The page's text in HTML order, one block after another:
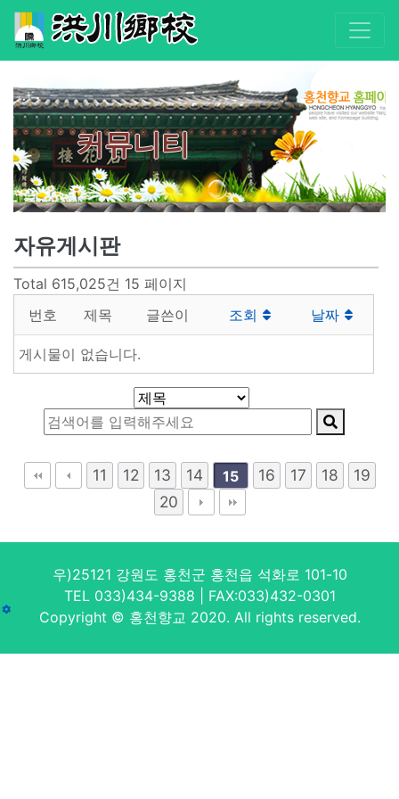
커뮤니티
자유게시판
Total 615,025건 15 페이지
번호
제목 글쓴이 조회 날짜
게시물이 없습니다.
11 12 13 14 15 16 17 18
19
20
우)25121 강원도 홍천군 홍천읍 석화로 101-10
TEL 033)434-9388 | FAX:033)432-0301
Copyright © 홍천향교 2020. All rights reserved.